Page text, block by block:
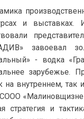
и
завоевал
- водка
зарубежье.
внутреннем,
и